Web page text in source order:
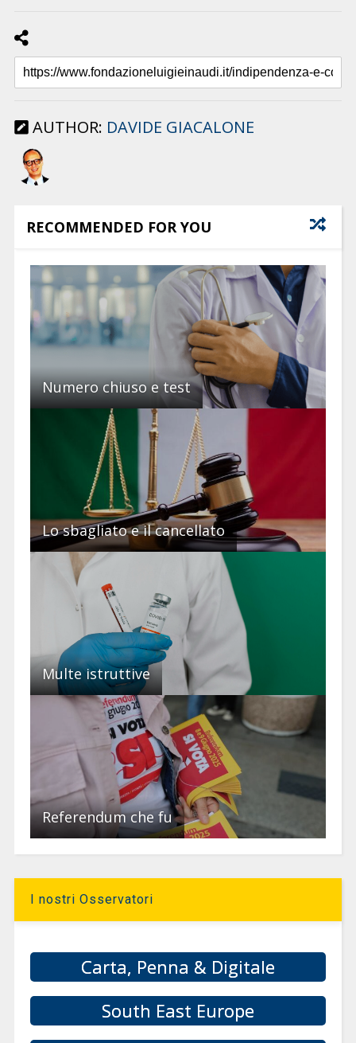
AUTHOR: DAVIDE GIACALONE
RECOMMENDED FOR YOU
Numero chiuso e test
Lo sbagliato e il cancellato
Multe istruttive
Referendum che fu
I nostri Osservatori
Carta, Penna & Digitale
South East Europe